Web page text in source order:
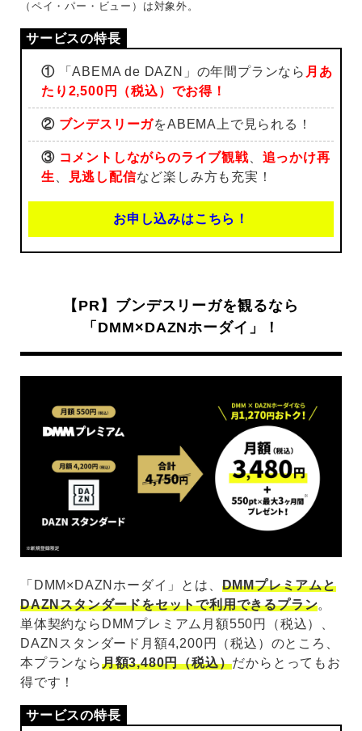
（ペイ・パー・ビュー）は対象外。
①「ABEMA de DAZN」の年間プランなら 月あ
たり2,500円（税込）でお得！
② ブンデスリーガをABEMA上で見られる！
③ コメントしながらのライブ観戦、 追っかけ再
生
見逃し配信など楽しみ方も充実！
お申し込みはこちら！
【PR】ブンデスリーガを観るなら
「DMM×DAZNホーダイ」！
「DMM×DAZNホーダイ」とは、 DMMプレミアムと
DAZNスタンダードをセットで利用できるプラン。
単体契約ならDMMプレミアム月額550円（税込）、
DAZNスタンダード月額4,200円（税込）のところ、
本プランなら月額3,480円（税込）だからとってもお
得です！